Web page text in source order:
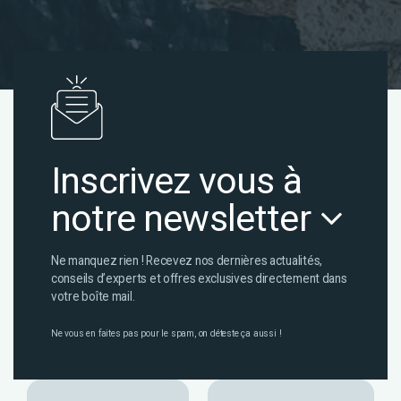
Inscrivez vous à
notre newsletter
Ne manquez rien ! Recevez nos dernières actualités,
conseils d’experts et offres exclusives directement dans
votre boîte mail.
Ne vous en faites pas pour le spam, on déteste ça aussi !